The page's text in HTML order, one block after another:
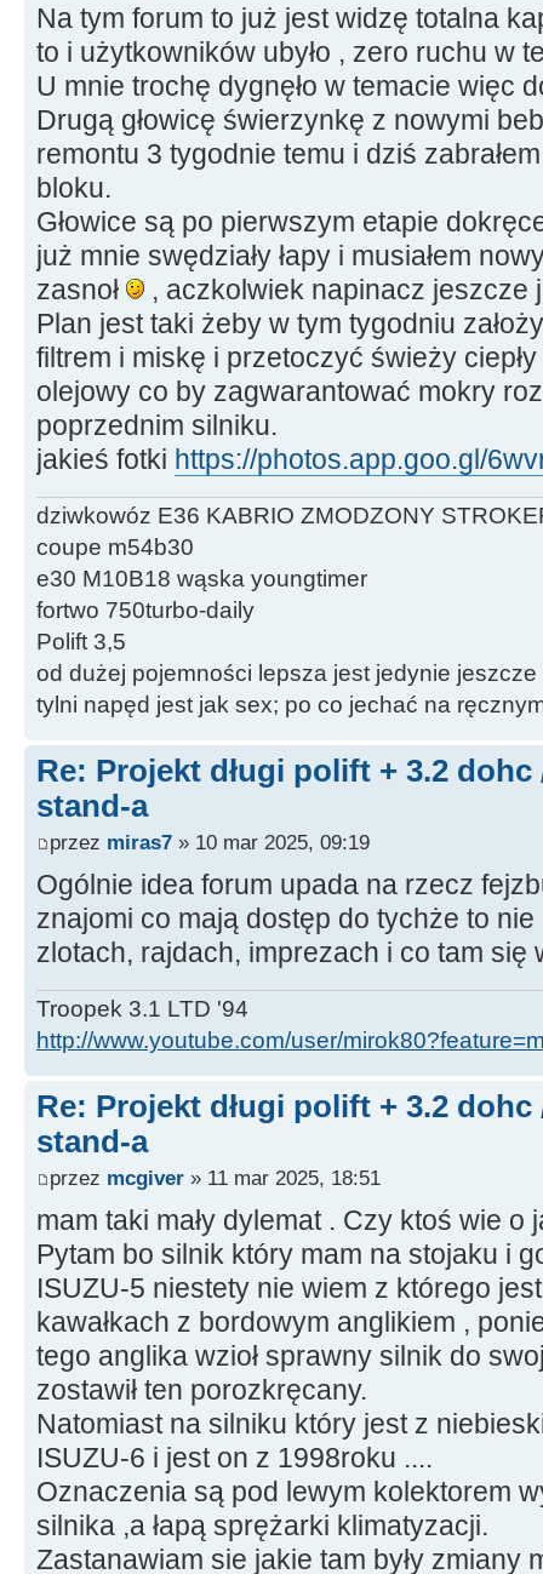
Na tym forum to już jest widzę totalna
to i użytkowników ubyło , zero ruchu w
U mnie trochę dygnęło w temacie więc
Drugą głowicę świerzynkę z nowymi
remontu 3 tygodnie temu i dziś
bloku.
Głowice są po pierwszym etapie
już mnie swędziały łapy i musiałem
zasnoł
, aczkolwiek napinacz jeszcze
Plan jest taki żeby w tym tygodniu
filtrem i miskę i przetoczyć świeży ciepły
olejowy co by zagwarantować mokry
poprzednim silniku.
jakieś fotki https://photos.app.goo.gl/
dziwkowóz E36 KABRIO ZMODZONY
coupe m54b30
e30 M10B18 wąska youngtimer
fortwo 750turbo-daily
Polift 3,5
od dużej pojemności lepsza jest jedynie jeszcze
tylni napęd jest jak sex; po co jechać na
Re: Projekt długi polift + 3.2 dohc
stand-a
przez miras7 » 10 mar 2025, 09:19
Ogólnie idea forum upada na rzecz
znajomi co mają dostęp do tychże to nie
zlotach, rajdach, imprezach i co tam się
Troopek 3.1 LTD '94
http://www.youtube.com/user/
Re: Projekt długi polift + 3.2 dohc
stand-a
przez mcgiver » 11 mar 2025, 18:51
mam taki mały dylemat . Czy ktoś wie
Pytam bo silnik który mam na stojaku i
ISUZU-5 niestety nie wiem z którego
kawałkach z bordowym anglikiem ,
tego anglika wzioł sprawny silnik do
zostawił ten porozkręcany.
Natomiast na silniku który jest z
ISUZU-6 i jest on z 1998roku ....
Oznaczenia są pod lewym kolektorem
silnika ,a łapą sprężarki klimatyzacji.
Zastanawiam sie jakie tam były zmiany